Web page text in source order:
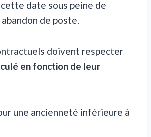
cette date sous peine de
de poste.
doivent respecter
en fonction de leur
une ancienneté inférieure à